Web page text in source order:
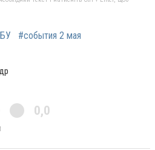
#события 2 мая
0,0